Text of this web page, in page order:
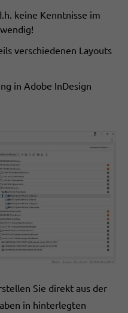
keine Kenntnisse im
verschiedenen Layouts
in Adobe InDesign
Sie direkt aus der
in hinterlegten